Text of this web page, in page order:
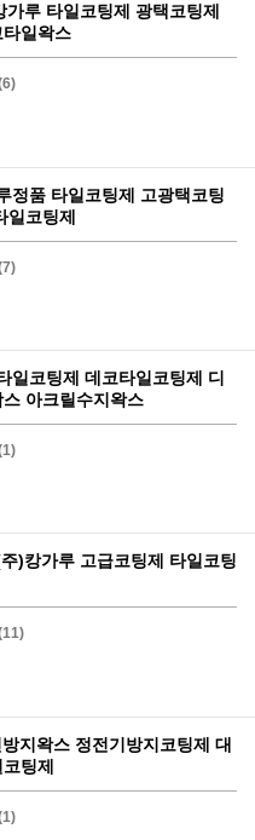
루 타일코팅제 광택코팅제
일왁스
정품 타일코팅제 고광택코팅
일코팅제
일코팅제 데코타일코팅제 디
아크릴수지왁스
)캉가루 고급코팅제 타일코팅
지왁스 정전기방지코팅제 대
팅제